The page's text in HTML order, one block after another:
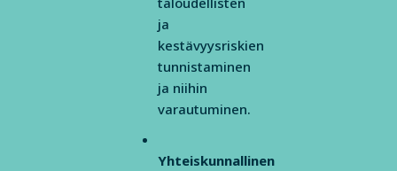
ja
kestävyysriskien
tunnistaminen
ja niihin
varautuminen.
Yhteiskunnallinen